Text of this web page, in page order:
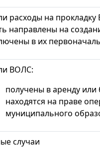
расходы на
направлены на
в их
ВОЛС:
получены в аренду
находятся на праве
муниципального
случаи